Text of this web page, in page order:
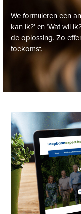
We formuleren een
kan ik?’ en ‘Wat wil
de oplossing. Zo
toekomst.